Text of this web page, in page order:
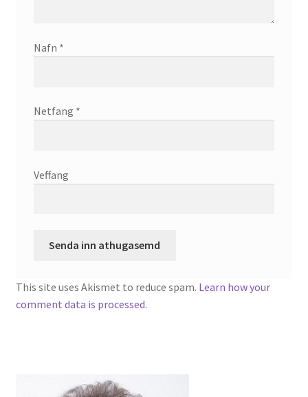
Blaðaefni
Administration
Publications
Research
Nafn *
Netfang *
Veffang
This site uses Akismet to reduce spam. Learn how your
comment data is processed.